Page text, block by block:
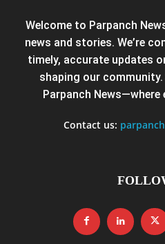
Welcome to Parpanch
news and stories. We’re
timely, accurate updates
shaping our
Parpanch
Contact us: